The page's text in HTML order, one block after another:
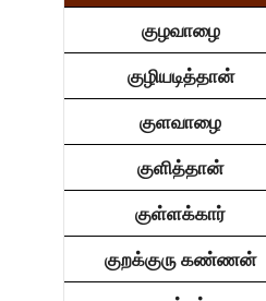
குழவாழை
குழியடித்தான்
குளவாழை
குளித்தான்
குள்ளக்கார்
குறக்குரு கண்ணன்